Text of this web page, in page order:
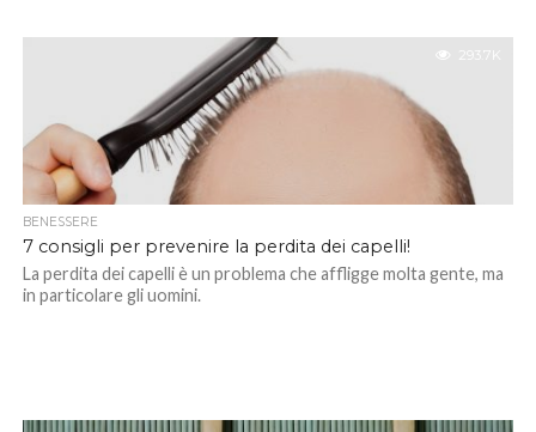
293.7K
BENESSERE
7 consigli per prevenire la perdita dei capelli!
La perdita dei capelli è un problema che affligge molta gente, ma
in particolare gli uomini.